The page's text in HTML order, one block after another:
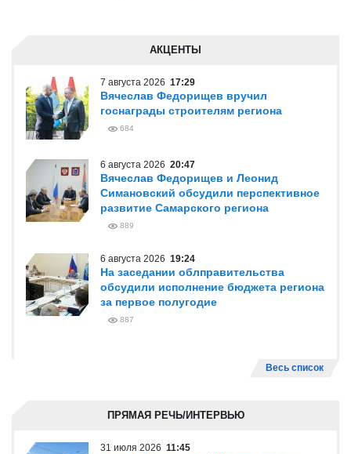
АКЦЕНТЫ
7 августа 2026 17:29
Вячеслав Федорищев вручил
госнаграды строителям региона
684
6 августа 2026 20:47
Вячеслав Федорищев и Леонид
Симановский обсудили перспективное
развитие Самарского региона
889
6 августа 2026 19:24
На заседании облправительства
обсудили исполнение бюджета региона
за первое полугодие
887
Весь список
ПРЯМАЯ РЕЧЬ/ИНТЕРВЬЮ
31 июля 2026 11:45